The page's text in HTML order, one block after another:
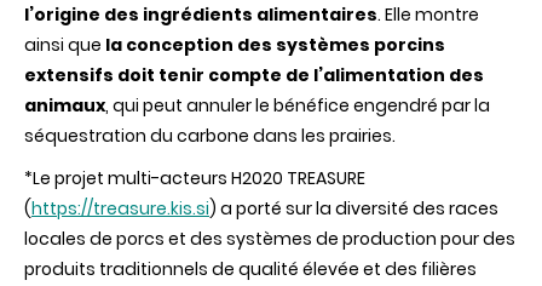
l’origine des ingrédients alimentaires. Elle montre
ainsi que la conception des systèmes porcins
extensifs doit tenir compte de l’alimentation des
animaux, qui peut annuler le bénéfice engendré par la
séquestration du carbone dans les prairies.
*Le projet multi-acteurs H2020 TREASURE
(https://treasure.kis.si) a porté sur la diversité des races
locales de porcs et des systèmes de production pour des
produits traditionnels de qualité élevée et des filières